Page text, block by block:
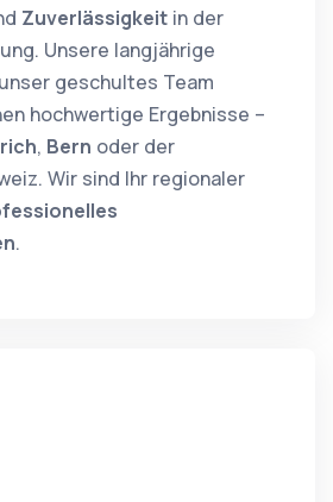
Zuverlässigkeit in der
Unsere langjährige
geschultes Team
hochwertige Ergebnisse –
, Bern oder der
Wir sind Ihr regionaler
.